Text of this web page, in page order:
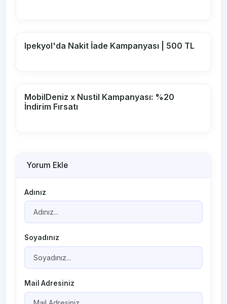
Ipekyol'da Nakit İade Kampanyası | 500 TL
MobilDeniz x Nustil Kampanyası: %20
İndirim Fırsatı
Yorum Ekle
Adınız
Soyadınız
Mail Adresiniz